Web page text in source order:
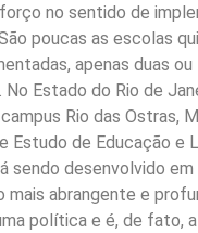
no sentido de
poucas as escolas
apenas duas
Estado do Rio de
Rio das Ostras,
Estudo de Educação e
sendo desenvolvido
abrangente e
política e é, de fato,